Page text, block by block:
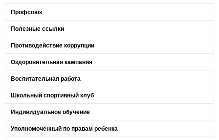
Профсоюз
Полезные ссылки
Противодействие коррупции
Оздоровительная кампания
Воспитательная работа
Школьный спортивный клуб
Индивидуальное обучение
Уполномоченный по правам ребенка